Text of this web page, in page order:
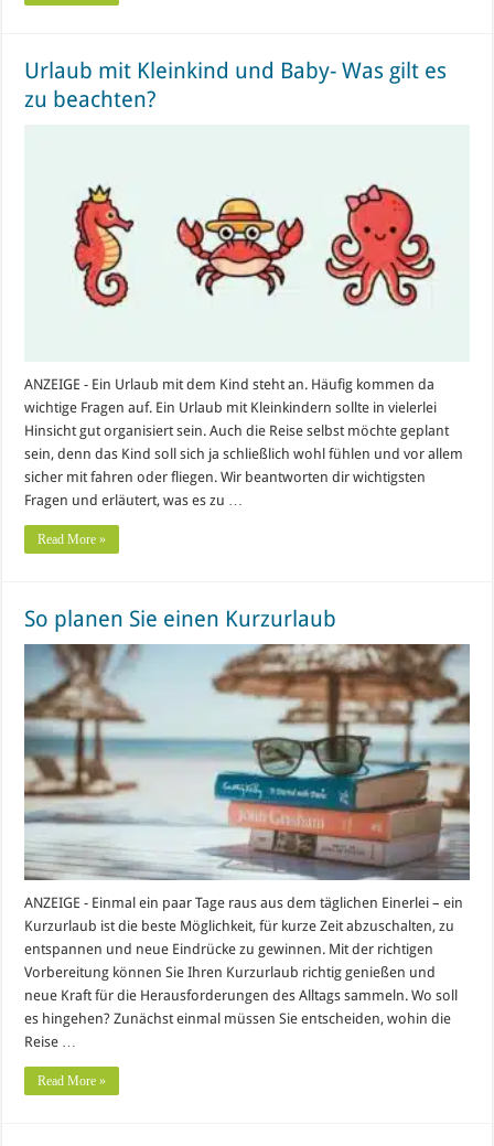
Urlaub mit Kleinkind und Baby- Was gilt es
zu beachten?
ANZEIGE - Ein Urlaub mit dem Kind steht an. Häufig kommen da
wichtige Fragen auf. Ein Urlaub mit Kleinkindern sollte in vielerlei
Hinsicht gut organisiert sein. Auch die Reise selbst möchte geplant
sein, denn das Kind soll sich ja schließlich wohl fühlen und vor allem
sicher mit fahren oder fliegen. Wir beantworten dir wichtigsten
Fragen und erläutert, was es zu …
Read More »
So planen Sie einen Kurzurlaub
ANZEIGE - Einmal ein paar Tage raus aus dem täglichen Einerlei – ein
Kurzurlaub ist die beste Möglichkeit, für kurze Zeit abzuschalten, zu
entspannen und neue Eindrücke zu gewinnen. Mit der richtigen
Vorbereitung können Sie Ihren Kurzurlaub richtig genießen und
neue Kraft für die Herausforderungen des Alltags sammeln. Wo soll
es hingehen? Zunächst einmal müssen Sie entscheiden, wohin die
Reise …
Read More »